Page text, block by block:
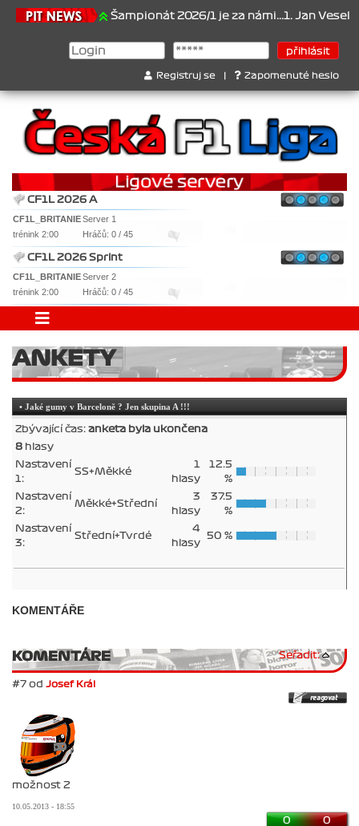
Šampionát 2026/1 je za námi...1. Jan Veselý , 2. Jan
Registruj se Zapomenuté heslo
CF1L 2026 A
CF1L_BRITANIEServer 1
trénink 2:00
Hráčů: 0 / 45
CF1L 2026 Sprint
CF1L_BRITANIEServer 2
trénink 2:00
Hráčů: 0 / 45
ANKETY
• Jaké gumy v Barceloně ? Jen skupina A !!!
Zbývající čas: anketa byla ukončena
8 hlasy
Nastavení
1:
SS+Měkké
1
hlasy
12.5
%
Nastavení
2:
Měkké+Střední
3
hlasy
37.5
%
Nastavení
3:
Střední+Tvrdé
4
hlasy
50 %
KOMENTÁŘE
KOMENTÁRE Seřadit:
#7 od Josef Král
možnost 2
10.05.2013 - 18:55
0 0